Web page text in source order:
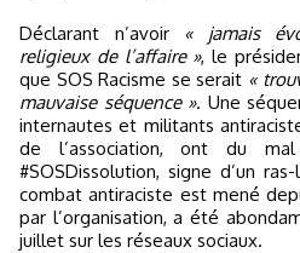
Déclarant n’avoir « jamais
religieux de l’affaire », le
que SOS Racisme se serait «
mauvaise séquence ». Une
internautes et militants
de l’association, ont du
#SOSDissolution, signe d’un
combat antiraciste est mené
par l’organisation, a été
juillet sur les réseaux sociaux.